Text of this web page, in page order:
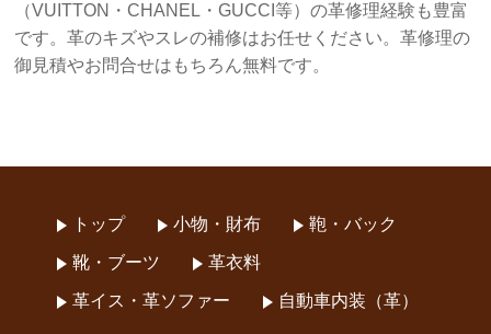
（VUITTON・CHANEL・GUCCI等）の革修理経験も豊富
です。革のキズやスレの補修はお任せください。革修理の
御見積やお問合せはもちろん無料です。
トップ 小物・財布 鞄・バック
靴・ブーツ 革衣料
革イス・革ソファー 自動車内装（革）